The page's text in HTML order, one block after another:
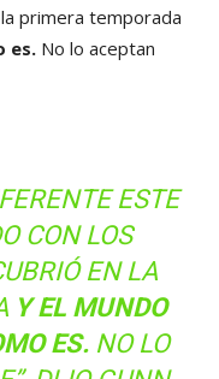
primera temporada
es. No lo aceptan
ESTE
CON LOS
EN LA
Y EL MUNDO
ES. NO LO